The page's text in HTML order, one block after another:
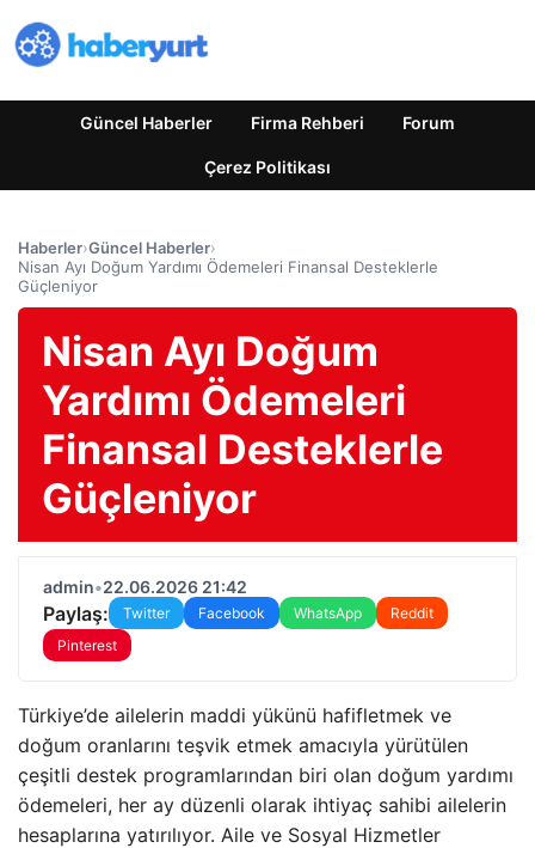
Güncel Haberler Firma Rehberi Forum
Çerez Politikası
Haberler›Güncel Haberler›
Nisan Ayı Doğum Yardımı Ödemeleri Finansal Desteklerle
Güçleniyor
Nisan Ayı Doğum
Yardımı Ödemeleri
Finansal Desteklerle
Güçleniyor
admin•22.06.2026 21:42
Paylaş: Twitter Facebook WhatsApp
Reddit
Pinterest
Türkiye’de ailelerin maddi yükünü hafifletmek ve
doğum oranlarını teşvik etmek amacıyla yürütülen
çeşitli destek programlarından biri olan doğum yardımı
ödemeleri, her ay düzenli olarak ihtiyaç sahibi ailelerin
hesaplarına yatırılıyor. Aile ve Sosyal Hizmetler